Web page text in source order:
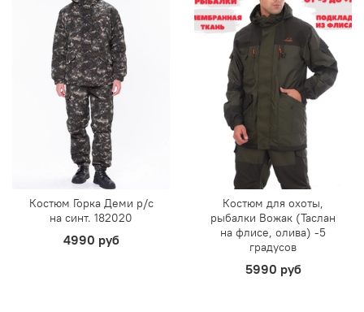
Костюм Горка Деми р/c
на синт. 182020
4990 руб
Костюм для охоты,
рыбалки Вожак (Таслан
на флисе, олива) -5
градусов
5990 руб